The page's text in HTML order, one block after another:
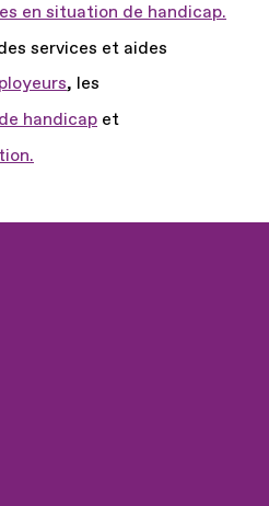
en situation de handicap.
services et aides
, les
handicap et